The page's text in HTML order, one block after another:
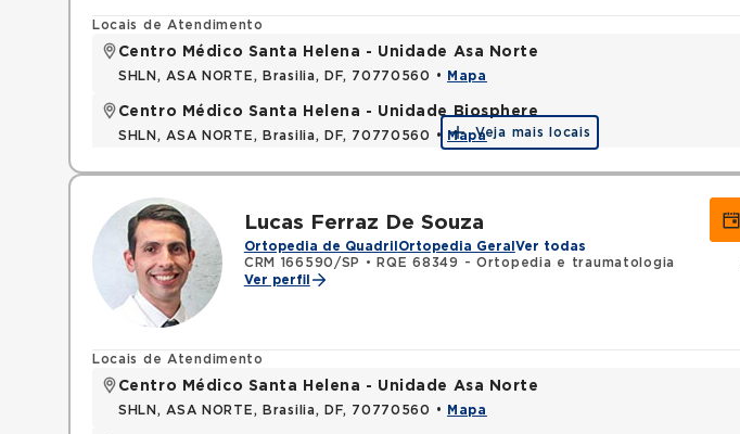
Locais de Atendimento
Centro Médico Santa Helena - Unidade Asa Norte
SHLN, ASA NORTE, Brasilia, DF, 70770560 • Mapa
Centro Médico Santa Helena - Unidade Biosphere
SHLN, ASA NORTE, Brasilia, DF, 70770560 • MapaVeja mais locais
Lucas Ferraz De Souza
Ortopedia de Quadril Ortopedia Geral Ver todas
CRM 166590/SP
•
RQE 68349 - Ortopedia e traumatologia
Ver perfil
Locais de Atendimento
Centro Médico Santa Helena - Unidade Asa Norte
SHLN, ASA NORTE, Brasilia, DF, 70770560 • Mapa